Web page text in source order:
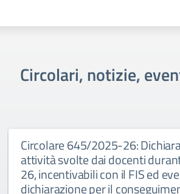
Circolari, notizie,
Circolare 645/2025-26:
attività svolte dai docenti
26, incentivabili con il FIS ed
dichiarazione per il